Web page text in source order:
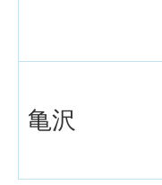
亀沢